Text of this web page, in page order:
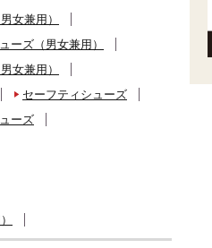
女兼用）
ーズ（男女兼用）
女兼用）
セーフティシューズ
ーズ